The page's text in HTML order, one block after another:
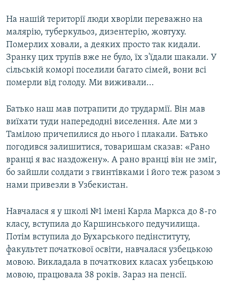
На нашій території люди хворіли переважно на
малярію, туберкульоз, дизентерію, жовтуху.
Померлих ховали, а деяких просто так кидали.
Зранку цих трупів вже не було, їх з'їдали шакали. У
сільській коморі поселили багато сімей, вони всі
померли від голоду. Ми виживали...
Батько наш мав потрапити до трудармії. Він мав
виїхати туди напередодні виселення. Але ми з
Тамілою причепилися до нього і плакали. Батько
погодився залишитися, товаришам сказав: «Рано
вранці я вас наздожену». А рано вранці він не зміг,
бо зайшли солдати з гвинтівками і його теж разом з
нами привезли в Узбекистан.
Навчалася я у школі №1 імені Карла Маркса до 8-го
класу, вступила до Каршинського педучилища.
Потім вступила до Бухарського педінституту,
факультет початкової освіти, навчалася узбецькою
мовою. Викладала в початкових класах узбецькою
мовою, працювала 38 років. Зараз на пенсії.